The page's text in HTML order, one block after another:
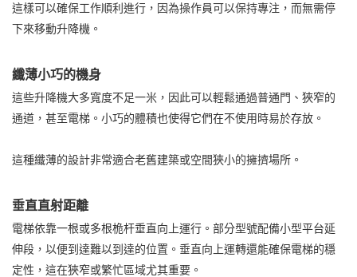
這樣可以確保工作順利進行，因為操作員可以保持專注，而無需停
下來移動升降機。
纖薄小巧的機身
這些升降機大多寬度不足一米，因此可以輕鬆通過普通門、狹窄的
通道，甚至電梯。小巧的體積也使得它們在不使用時易於存放。
這種纖薄的設計非常適合老舊建築或空間狹小的擁擠場所。
垂直直射距離
電梯依靠一根或多根桅杆垂直向上運行。部分型號配備小型平台延
伸段，以便到達難以到達的位置。垂直向上運轉還能確保電梯的穩
定性，這在狹窄或繁忙區域尤其重要。